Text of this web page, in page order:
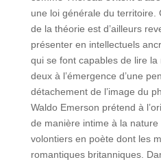
une loi générale du territoire.
de la théorie est d’ailleurs
présenter en intellectuels
qui se font capables de lire
deux à l’émergence d’une
détachement de l’image du
Waldo Emerson prétend à
de manière intime à la
volontiers en poète dont les
romantiques britanniques.